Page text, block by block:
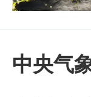
中央气